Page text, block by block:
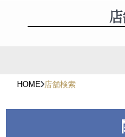
HOME 店舗検索